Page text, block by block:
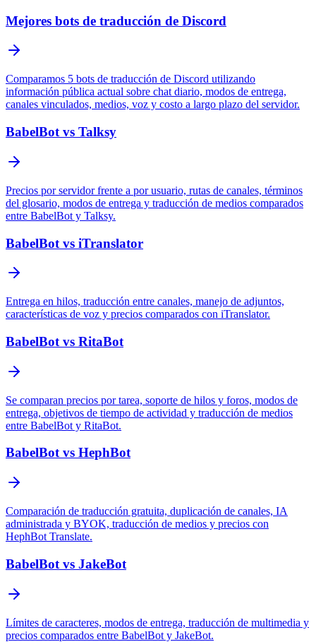
Mejores bots de traducción de Discord
Comparamos 5 bots de traducción de Discord utilizando
información pública actual sobre chat diario, modos de entrega,
canales vinculados, medios, voz y costo a largo plazo del servidor.
BabelBot vs Talksy
Precios por servidor frente a por usuario, rutas de canales, términos
del glosario, modos de entrega y traducción de medios comparados
entre BabelBot y Talksy.
BabelBot vs iTranslator
Entrega en hilos, traducción entre canales, manejo de adjuntos,
características de voz y precios comparados con iTranslator.
BabelBot vs RitaBot
Se comparan precios por tarea, soporte de hilos y foros, modos de
entrega, objetivos de tiempo de actividad y traducción de medios
entre BabelBot y RitaBot.
BabelBot vs HephBot
Comparación de traducción gratuita, duplicación de canales, IA
administrada y BYOK, traducción de medios y precios con
HephBot Translate.
BabelBot vs JakeBot
Límites de caracteres, modos de entrega, traducción de multimedia y
precios comparados entre BabelBot y JakeBot.